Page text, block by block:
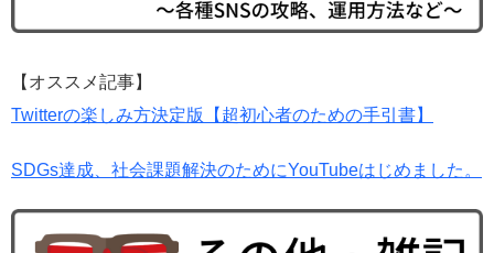
【オススメ記事】
Twitterの楽しみ方決定版【超初心者のための手引書】
SDGs達成、社会課題解決のためにYouTubeはじめました。